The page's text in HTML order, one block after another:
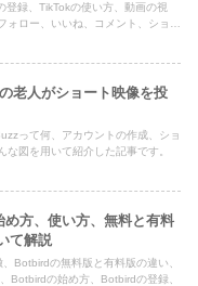
登録、TikTokの使い方、動画の視
ォロー、いいね、コメント、ショー
老人がショート映像を投
って何、アカウントの作成、ショ
な図を用いて紹介した記事です。
め方、使い方、無料と有料
て解説
Botbirdの無料版と有料版の違い、
Botbirdの始め方、Botbirdの登録、